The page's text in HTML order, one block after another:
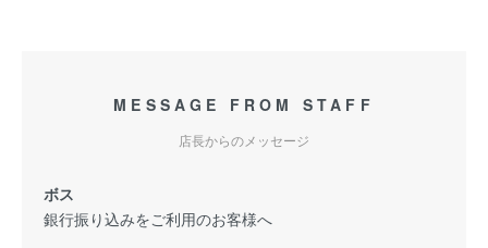
MESSAGE FROM STAFF
店長からのメッセージ
ボス
銀行振り込みをご利用のお客様へ